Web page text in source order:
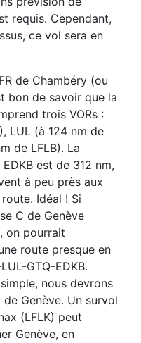
requis. Cependant,
ce vol sera en
de Chambéry (ou
bon de savoir que la
trois VORs :
LUL (à 124 nm de
de LFLB). La
est de 312 nm,
à peu près aux
Idéal ! Si
C de Genève
on pourrait
route presque en
GTQ-EDKB.
nous devrons
Genève. Un survol
(LFLK) peut
Genève, en